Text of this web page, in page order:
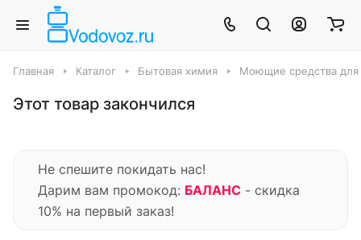
Главная Каталог Бытовая химия Моющие средства
Этот товар закончился
Не спешите покидать нас!
Дарим вам промокод: БАЛАНС - скидка
10% на первый заказ!